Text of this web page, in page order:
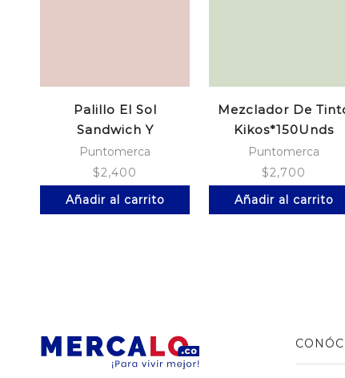
Palillo El Sol
Sandwich Y
Hamburguesa
Puntomerca
$2,400
Añadir al carrito
Mezclador De
Kikos*150Unds
Madera
Puntomerca
$2,700
Añadir al carrito